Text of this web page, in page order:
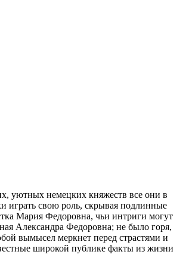
уютных немецких княжеств все они в
играть свою роль, скрывая подлинные
Мария Федоровна, чьи интриги могут
Александра Федоровна; не было горя,
вымысел меркнет перед страстями и
широкой публике факты из жизни